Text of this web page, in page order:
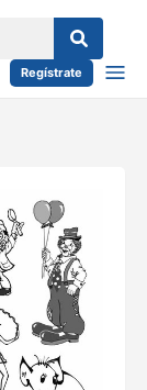
Regístrate